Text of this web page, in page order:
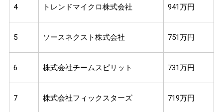
4 トレンドマイクロ株式会社 941万円
5 ソースネクスト株式会社 751万円
6 株式会社チームスピリット 731万円
7 株式会社フィックスターズ 719万円